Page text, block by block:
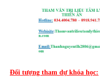
Đối tượng tham dự khóa học: